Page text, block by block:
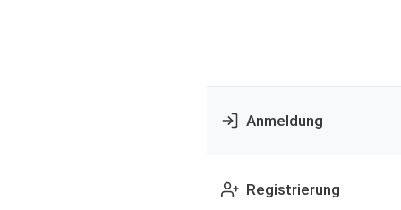
Anmeldung
Registrierung